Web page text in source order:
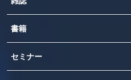
書籍
セミナー